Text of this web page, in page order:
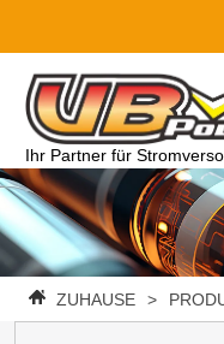
Ihr Partner für
ZUHAUSE >